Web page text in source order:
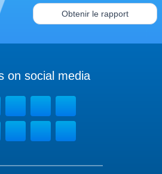
Obtenir le rapport
on social media